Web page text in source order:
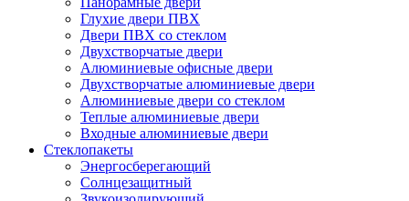
Глухие двери ПВХ
Двери ПВХ со стеклом
Двухстворчатые двери
Алюминиевые офисные двери
Двухстворчатые алюминиевые двери
Алюминиевые двери со стеклом
Теплые алюминиевые двери
Входные алюминиевые двери
Стеклопакеты
Энергосберегающий
Солнцезащитный